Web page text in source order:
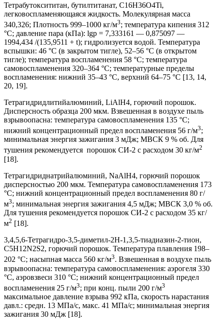
Тетрабутоксититан, бутилтитанат, C16H36O4Ti,
легковоспламеняющаяся жидкость. Молекулярная масса
340,326; Плотность 999–1000 кг/м3; температура кипения 312
°С; давление пара (кПа): lgp = 7,333161 — 0,875097 —
1994,434 /(135,9511 + t); гидролизуется водой. Температура
вспышки: 46 °С (в закрытом тигле), 52–56 °С (в открытом
тигле); температура воспламенения 58 °С; температура
самовоспламенения 320–364 °С; температурные пределы
воспламенения: нижний 35–43 °С, верхний 64–75 °С [13, 14,
20, 19].
Тетрагидридлитийалюминий, LiAlH4, горючий порошок.
Дисперсность образца 200 мкм. Взвешенная в воздухе пыль
взрывоопасна: температура самовоспламенения 135 °С;
нижний концентрационный предел воспламенения 56 г/м3;
минимальная энергия зажигания 3 мДж; МВСК 9 % об. Для
тушения рекомендуется порошок СИ-2 с расходом 30 кг/м2
[18].
Тетрагидриднатрийалюминий, NaAlH4, горючий порошок
дисперсностью 200 мкм. Температура самовоспламенения 173
°С; нижний концентрационный предел воспламенения 80 г/
м3; минимальная энергия зажигания 4,5 мДж; МВСК 3,0 % об.
Для тушения рекомендуется порошок СИ-2 с расходом 35 кг/
м2 [18].
3,4,5,6-Тетрагидро-3,5-диметил-2Н-1,3,5-тиадиазин-2-тион,
C5H12N2S2, горючий порошок. Температура плавления 198–
202 °С; насыпная масса 560 кг/м3. Взвешенная в воздухе пыль
взрывоопасна: температура самовоспламенения: аэрогеля 330
°С, аэровзвеси 310 °С; нижний концентрационный предел
воспламенения 25 г/м3; при конц. пыли 200 г/м3
максимальное давление взрыва 992 кПа, скорость нарастания
давл.: средн. 13 МПа/с, макс. 41 МПа/с; минимальная энергия
зажигания 30 мДж [18].